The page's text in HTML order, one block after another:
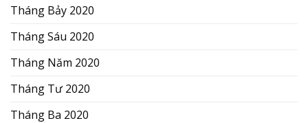
Tháng Bảy 2020
Tháng Sáu 2020
Tháng Năm 2020
Tháng Tư 2020
Tháng Ba 2020